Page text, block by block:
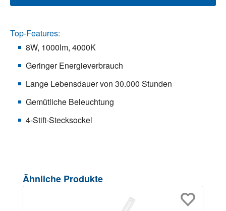
Top-Features:
8W, 1000lm, 4000K
Geringer Energieverbrauch
Lange Lebensdauer von 30.000 Stunden
Gemütliche Beleuchtung
4-Stift-Stecksockel
Produktgalerie überspringen
Ähnliche Produkte